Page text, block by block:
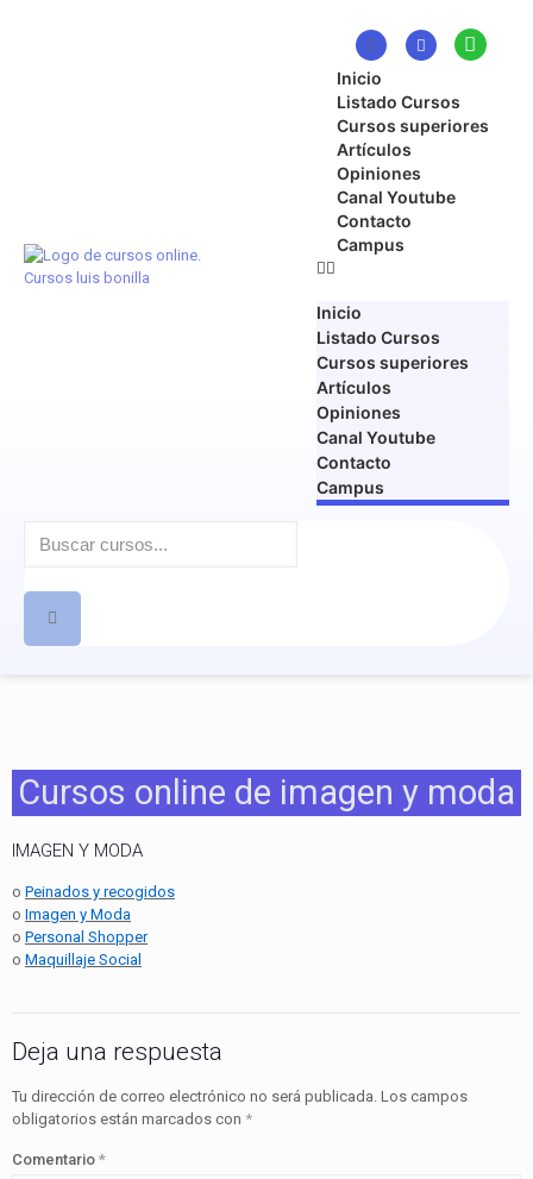
Inicio
Listado Cursos
Cursos superiores
Artículos
Opiniones
Canal Youtube
Contacto
Campus
Inicio
Listado Cursos
Cursos superiores
Artículos
Opiniones
Canal Youtube
Contacto
Campus
Cursos online de imagen y moda
IMAGEN Y MODA
o Peinados y recogidos
o Imagen y Moda
o Personal Shopper
o Maquillaje Social
Deja una respuesta
Tu dirección de correo electrónico no será publicada. Los campos
obligatorios están marcados con *
Comentario *